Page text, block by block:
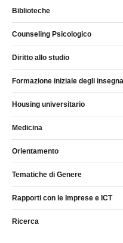
Biblioteche
Counseling Psicologico
Diritto allo studio
Formazione iniziale degli
Housing universitario
Medicina
Orientamento
Tematiche di Genere
Rapporti con le Imprese e ICT
Ricerca